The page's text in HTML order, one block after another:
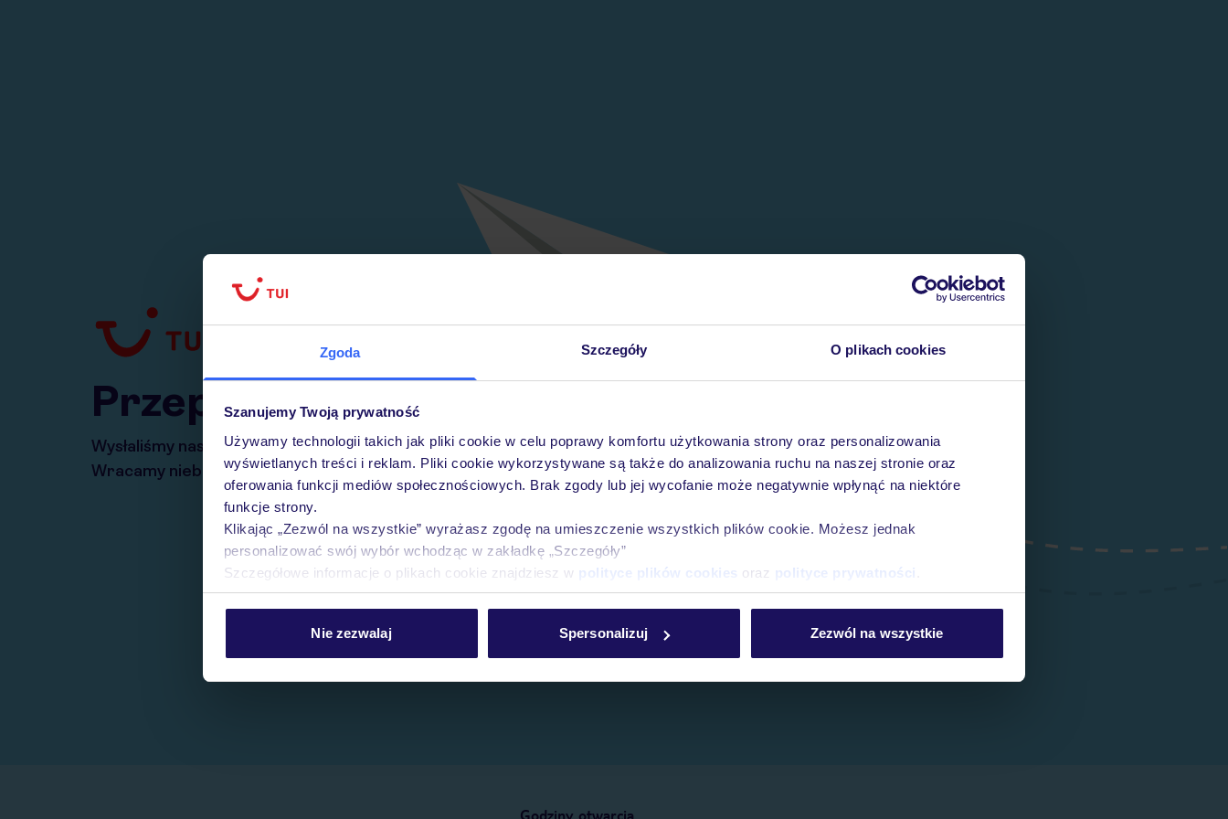
Zgoda Szczegóły O plikach cookies
Szanujemy Twoją prywatność
Używamy technologii takich jak pliki cookie w celu poprawy komfortu użytkowania strony oraz personalizowania
wyświetlanych treści i reklam. Pliki cookie wykorzystywane są także do analizowania ruchu na naszej stronie oraz
oferowania funkcji mediów społecznościowych. Brak zgody lub jej wycofanie może negatywnie wpłynąć na niektóre
funkcje strony.
Klikając „Zezwól na wszystkie” wyrażasz zgodę na umieszczenie wszystkich plików cookie. Możesz jednak
personalizować swój wybór wchodząc w zakładkę „Szczegóły”
Szczegółowe informacje o plikach cookie znajdziesz w polityce plików cookies oraz polityce prywatności
Nie zezwalaj Spersonalizuj Zezwól na wszystkie
Przepraszamy
Wysłaliśmy nasz serwis na krótkie wakacje.
Wracamy niebawem!
Godziny otwarcia